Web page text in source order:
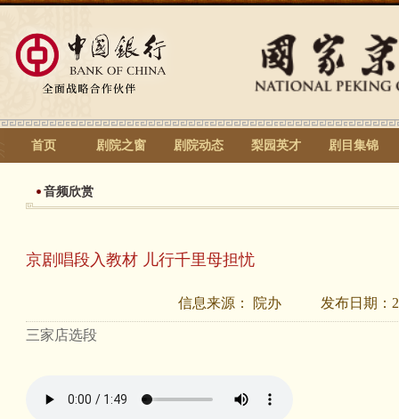
首页 剧院之窗 剧院动态 梨园英才 剧目集锦
音频欣赏
京剧唱段入教材 儿行千里母担忧
信息来源： 院办 发布日期：
三家店选段